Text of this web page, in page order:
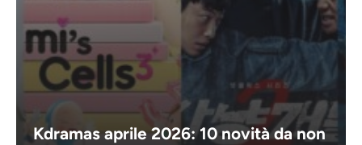
Kdramas aprile 2026: 10 novità da non